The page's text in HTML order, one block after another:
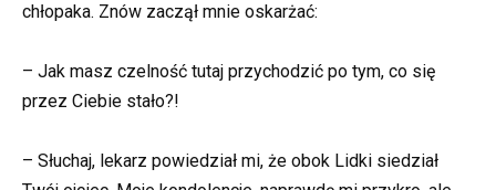
chłopaka. Znów zaczął mnie oskarżać:
– Jak masz czelność tutaj przychodzić po tym, co się
przez Ciebie stało?!
– Słuchaj, lekarz powiedział mi, że obok Lidki siedział